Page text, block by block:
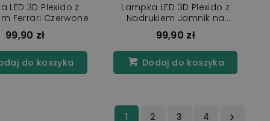
LED 3D Plexido z
Ferrari Czerwone
99,90 zł
do koszyka
Lampka LED 3D Plexido z
Nadrukiem Jamnik na
Autobus
99,90 zł
Dodaj do koszyka
1 2 3 4 